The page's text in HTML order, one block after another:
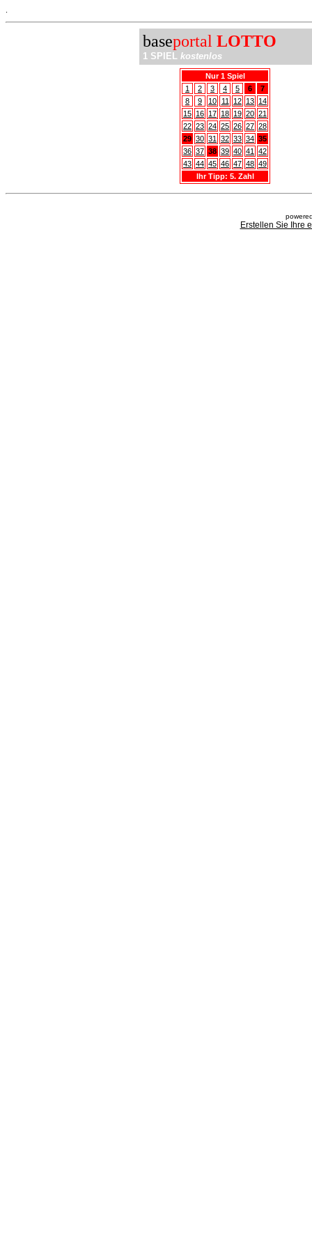
baseportal LOTTO
1 SPIEL kostenlos
Nur 1 Spiel
1
2 3 4 5 6
7
8
9 10 11 12 13 14
15 16 17 18 19 20 21
22 23 24 25 26 27 28
29 30 31 32 33 34 35
36 37 38 39 40 41
42
43 44 45 46 47 48 49
Ihr Tipp: 5. Zahl
Erstellen Sie Ihre